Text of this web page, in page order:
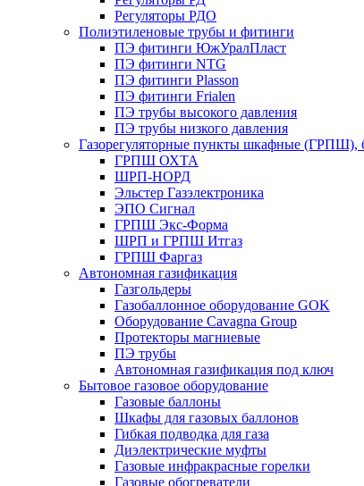
Регуляторы РДО
Полиэтиленовые трубы и фитинги
ПЭ фитинги ЮжУралПласт
ПЭ фитинги NTG
ПЭ фитинги Plasson
ПЭ фитинги Frialen
ПЭ трубы высокого давления
ПЭ трубы низкого давления
Газорегуляторные пункты шкафные (ГРПШ),
ГРПШ ОХТА
ШРП-НОРД
Эльстер Газэлектроника
ЭПО Сигнал
ГРПШ Экс-Форма
ШРП и ГРПШ Итгаз
ГРПШ Фаргаз
Автономная газификация
Газгольдеры
Газобаллонное оборудование GOK
Оборудование Cavagna Group
Протекторы магниевые
ПЭ трубы
Автономная газификация под ключ
Бытовое газовое оборудование
Газовые баллоны
Шкафы для газовых баллонов
Гибкая подводка для газа
Диэлектрические муфты
Газовые инфракрасные горелки
Газовые обогреватели